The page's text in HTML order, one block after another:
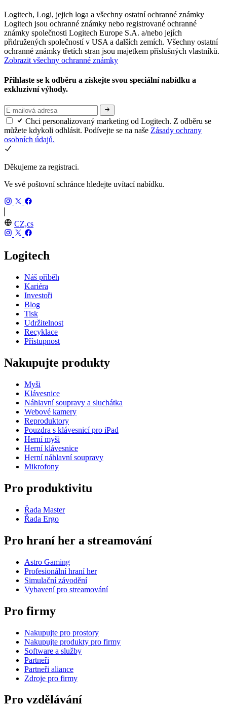
Logitech, Logi, jejich loga a všechny ostatní ochranné známky
Logitech jsou ochranné známky nebo registrované ochranné
známky společnosti Logitech Europe S.A. a/nebo jejích
přidružených společností v USA a dalších zemích. Všechny ostatní
ochranné známky třetích stran jsou majetkem příslušných vlastníků.
Zobrazit všechny ochranné známky
Přihlaste se k odběru a získejte svou speciální nabídku a
exkluzivní výhody.
Chci personalizovaný marketing od Logitech. Z odběru se
můžete kdykoli odhlásit. Podívejte se na naše Zásady ochrany
osobních údajů.
Děkujeme za registraci.
Ve své poštovní schránce hledejte uvítací nabídku.
CZ,cs
Logitech
Náš příběh
Kariéra
Investoři
Blog
Tisk
Udržitelnost
Recyklace
Přístupnost
Nakupujte produkty
Myši
Klávesnice
Náhlavní soupravy a sluchátka
Webové kamery
Reproduktory
Pouzdra s klávesnicí pro iPad
Herní myši
Herní klávesnice
Herní náhlavní soupravy
Mikrofony
Pro produktivitu
Řada Master
Řada Ergo
Pro hraní her a streamování
Astro Gaming
Profesionální hraní her
Simulační závodění
Vybavení pro streamování
Pro firmy
Nakupujte pro prostory
Nakupujte produkty pro firmy
Software a služby
Partneři
Partneři aliance
Zdroje pro firmy
Pro vzdělávání